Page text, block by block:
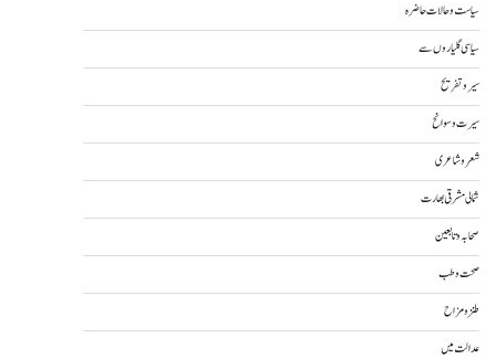
سیاست و حالات حاضرہ
سیاسی گلیاروں سے
سیر و تفریح
سیرت و سوانح
شعر و شاعری
شمالی مشرقی بھارت
صحابہ و تابعین
صحت و طب
طنز و مزاح
عدالت میں